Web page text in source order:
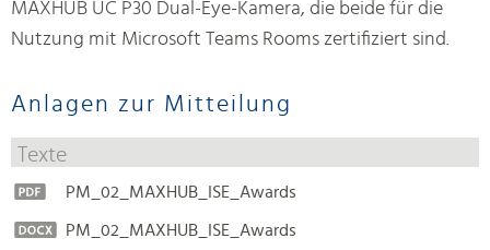
MAXHUB UC P30 Dual-Eye-Kamera, die beide für die
Nutzung mit Microsoft Teams Rooms zertifiziert sind.
Anlagen zur Mitteilung
Texte
PM_02_MAXHUB_ISE_Awards
PM_02_MAXHUB_ISE_Awards